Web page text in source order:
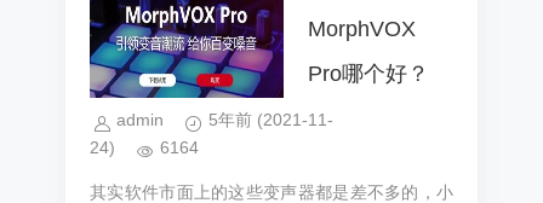
MorphVOX
Pro哪个好？
admin 5年前 (2021-11-
24)
6164
其实软件市面上的这些变声器都是差不多的，小